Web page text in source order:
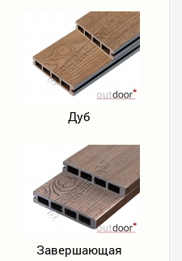
Дуб
Завершающая